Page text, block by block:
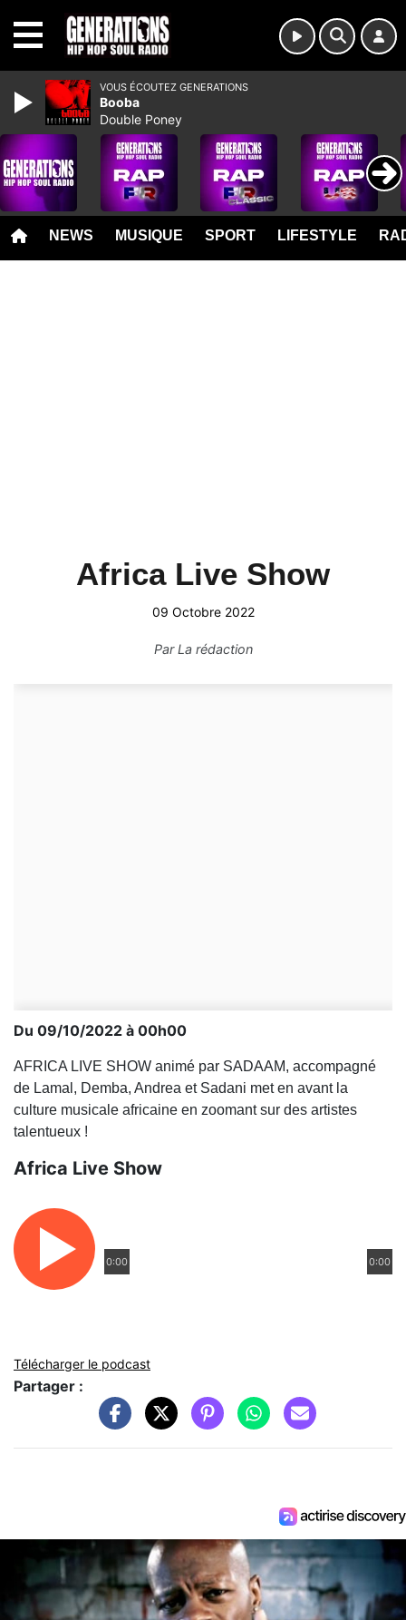
NEWS MUSIQUE SPORT LIFESTYLE
Africa Live Show
09 Octobre 2022
ParLa rédaction
Du 09/10/2022 à 00h00
AFRICA LIVE SHOW animé par SADAAM, accompagné
de Lamal, Demba, Andrea et Sadani met en avant la
culture musicale africaine en zoomant sur des artistes
talentueux !
Africa Live Show
0:00 0:00
Télécharger le podcast
Partager :
VOUS ÉCOUTEZ GENERATIONS
Booba
Double Poney